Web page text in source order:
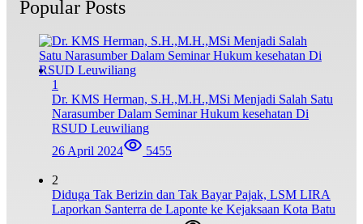
Popular Posts
1
Dr. KMS Herman, S.H.,M.H.,MSi Menjadi Salah Satu
Narasumber Dalam Seminar Hukum kesehatan Di
RSUD Leuwiliang
26 April 2024
5455
2
Diduga Tak Berizin dan Tak Bayar Pajak, LSM LIRA
Laporkan Santerra de Laponte ke Kejaksaan Kota Batu